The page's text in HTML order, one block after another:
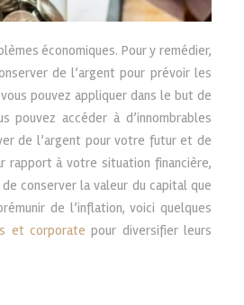
économiques. Pour y remédier,
de l’argent pour prévoir les
pouvez appliquer dans le but de
accéder à d’innombrables
de l’argent pour votre futur et de
rapport à votre situation financière,
conserver la valeur du capital que
de l’inflation, voici quelques
et corporate pour diversifier leurs